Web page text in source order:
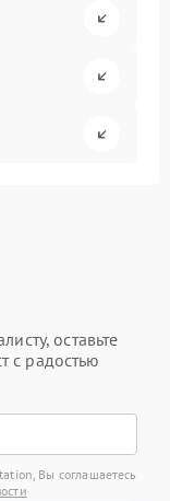
оставьте
с радостью
Вы соглашаетесь